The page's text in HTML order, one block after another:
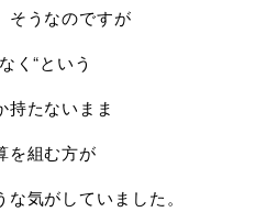
そうなのですが
く“という
持たないまま
を組む方が
気がしていました。